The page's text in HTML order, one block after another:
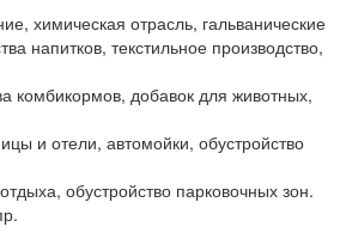
химическая отрасль, гальванические
напитков, текстильное производство,
добавок для животных,
и отели, автомойки, обустройство
обустройство парковочных зон.